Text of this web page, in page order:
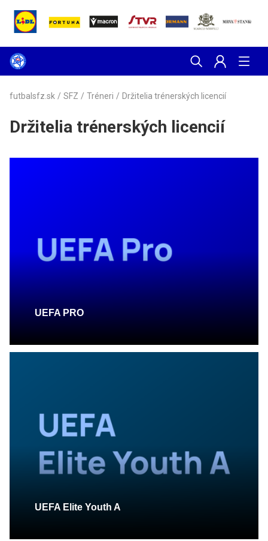
futbalsfz.sk / SFZ / Tréneri / Držitelia trénerských licencií
Držitelia trénerských licencií
UEFA PRO
UEFA Elite Youth A